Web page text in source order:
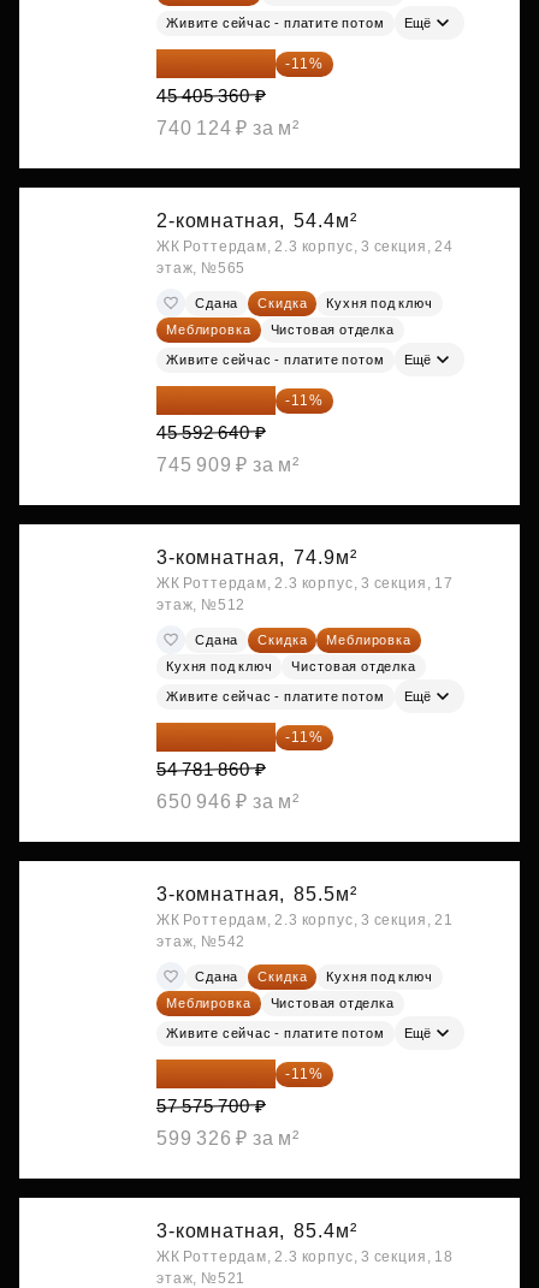
Живите сейчас - платите потом Ещё
40 410 770 ₽ -11%
45 405 360 ₽
740 124 ₽ за м²
2-комнатная, 54.4м²
ЖК Роттердам, 2.3 корпус, 3 секция, 24
этаж, №565
Сдана Скидка
Кухня под ключ
Меблировка
Чистовая отделка
Живите сейчас - платите потом Ещё
40 577 450 ₽ -11%
45 592 640 ₽
745 909 ₽ за м²
3-комнатная, 74.9м²
ЖК Роттердам, 2.3 корпус, 3 секция, 17
этаж, №512
Сдана Скидка
Меблировка
Кухня под ключ
Чистовая отделка
Живите сейчас - платите потом Ещё
48 755 855 ₽ -11%
54 781 860 ₽
650 946 ₽ за м²
3-комнатная, 85.5м²
ЖК Роттердам, 2.3 корпус, 3 секция, 21
этаж, №542
Сдана Скидка
Кухня под ключ
Меблировка
Чистовая отделка
Живите сейчас - платите потом Ещё
51 242 373 ₽ -11%
57 575 700 ₽
599 326 ₽ за м²
3-комнатная, 85.4м²
ЖК Роттердам, 2.3 корпус, 3 секция, 18
этаж, №521